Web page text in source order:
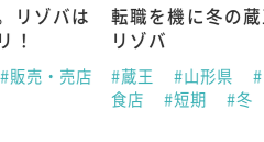
リゾバは
！
#販売・売店
転職を機に冬の
リゾバ
#蔵王 #山形県
食店
#短期 #冬